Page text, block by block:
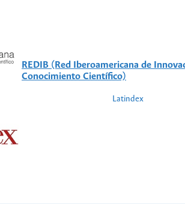
REDIB (Red Iberoamericana de
Conocimiento Científico)
Latindex